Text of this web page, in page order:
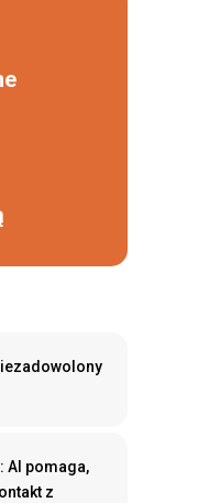
AI pomaga,
z